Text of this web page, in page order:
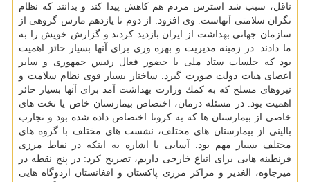
ناقل، سبب شد استرس مردم هم كاهش پیدا كند و بدانند كه نظام
نگران سلامتی آنهاست. وی افزود: از دوم تا یازدهم مارس گروهی از
سازمان جهانی بهداشت از ایران بازدید كردند و گزارش خویش را به
ما دادند. در زمینه مدیریت و بهره وری برای آنها بسیار حائز اهمیت
بود كه جلسات ستاد ملی با حضور فعال رئیس جمهوری و سایر
اعضای هیات دولت صورت گیرد. ساختار بسیار قوی نظام سلامت و
نیروهای مسلح كه به كمك وزارت بهداشت آمد برای آنها بسیار حائز
اهمیت بود. در مسئله درمان، اختصاص بیمارستان خاص یا تخت های
خاصی از بیمارستان ها كه به كرونا اختصاص داده شده بود و تجارب
بالینی از بیمارستان های مختلف، نشست های مختلف با گروه های
مختلف بسیار مهم بود. آسایی با اشاره به اینكه در نقاط مرزی
قرنطینه هایی برای اتباع خارجی داریم، تصریح كرد: در پنج نقطه در
میرجاوه، الغدیر و مراكز مرزی پاكستان و افغانستان اردوگاه هایی